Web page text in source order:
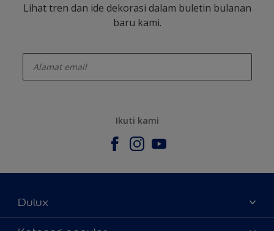
Lihat tren dan ide dekorasi dalam buletin bulanan
baru kami.
Ikuti kami
Dulux
Tentang Kami